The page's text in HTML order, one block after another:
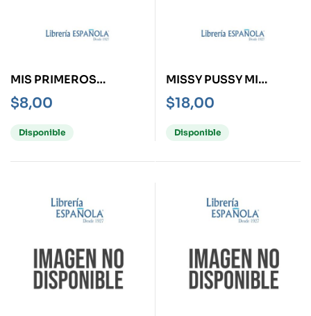
MIS PRIMEROS
CUENTOS
$8,00
Disponible
MISSY PUSSY MI
AUTOBIOGRAFÍA
$18,00
Disponible